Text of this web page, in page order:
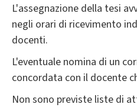
L'assegnazione della tesi
negli orari di ricevimento
docenti.
L'eventuale nomina di un
concordata con il docente
Non sono previste liste di